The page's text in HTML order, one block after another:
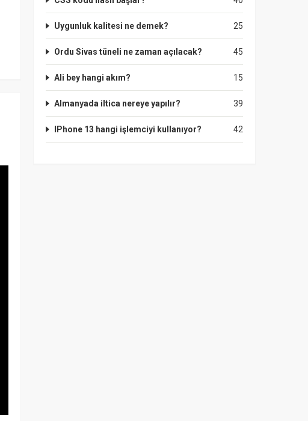
25
Uygunluk kalitesi ne demek?
45
Ordu Sivas tüneli ne zaman açılacak?
15
Ali bey hangi akım?
39
Almanyada iltica nereye yapılır?
42
IPhone 13 hangi işlemciyi kullanıyor?